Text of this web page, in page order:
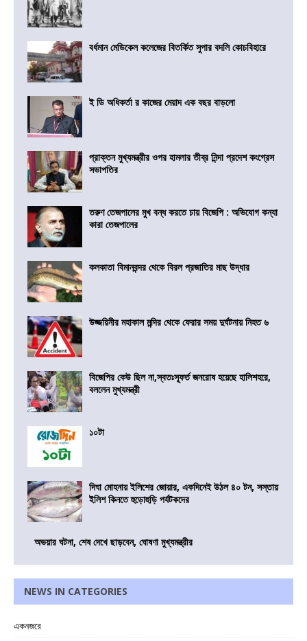
বর্ধমান মেডিকেল কলেজের বিতর্কিত সুপার বদলি কোচবিহারে
ই ডি অধিকর্তা র কাজের মেয়াদ এক বছর বাড়লো
প্রাক্তন মুখ্যমন্ত্রীর ওপর হামলার তীব্র নিন্দা প্রদেশ কংগ্রেস
সভাপতির
তরুণ তেজপালের মুখ বন্ধ করতে চায় বিজেপি : অভিযোগ কন্যা
কারা তেজপালের
কলকাতা বিমানবন্দর থেকে বিরল প্রজাতির মাছ উদ্ধার
উজ্জয়িনীর মহাকাল মন্দির থেকে ফেরার সময় দুর্ঘটনায় নিহত ৬
বিজেপির কেউ ছিল না,স্বতঃস্ফূর্ত জনরোষ হয়েছে হালিশহরে,
বললেন মুখ্যমন্ত্রী
১০টা
দিঘা মোহনায় ইলিশের জোয়ার, একদিনেই উঠল ৪০ টন, সস্তায়
ইলিশ কিনতে হুড়োহুড়ি পর্যটকদের
অভয়ার ঘটনা, শেষ দেখে ছাড়বেন, ঘোষণা মুখ্যমন্ত্রীর
NEWS IN CATEGORIES
একনজরে